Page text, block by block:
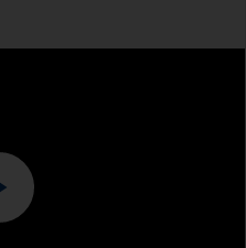
området bidrar till
sprider sig till